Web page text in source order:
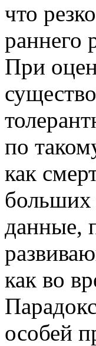
что
раннего
При
по
как
больших
данные,
как во
особей